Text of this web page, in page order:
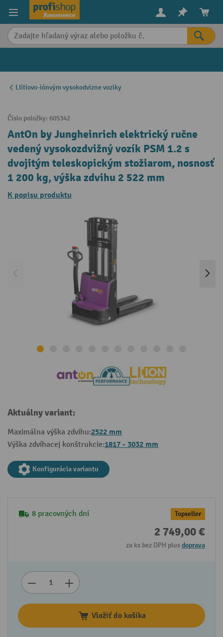
content
Llítiovo-iónvým vysokodvizne voziky
Číslo položky: 605342
AntOn by Jungheinrich elektrický ručne
vedený vysokozdvižný vozík PSM 1.2 s
dvojitým teleskopickým stožiarom, nosnosť
1 200 kg, výška zdvihu 2 522 mm
K popisu produktu
Aktuálny variant:
Maximálna výška zdvihu:2522 mm
Výška zdvíhacej konštrukcie:1817 - 3032 mm
Konfigurácia variantu
8 pracovných dní Topseller
2 749,00 €
za ks bez DPH plusdoprava
Vložiť do košíka